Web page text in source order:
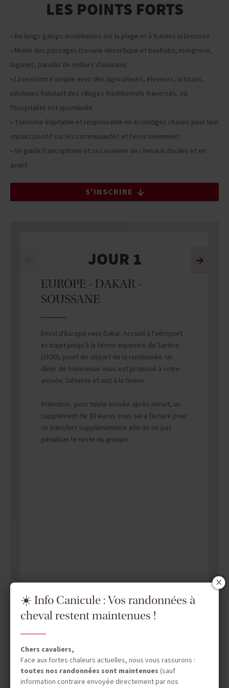
LES POINTS FORTS
• De longs galops inoubliables sur la plage et à travers la brousse
• Mixité des paysages (savane désertique et baobabs, mangrove,
lagunes, paradis de milliers d'oiseaux)
• La rencontre simple avec des agriculteurs, éleveurs, artisans,
pêcheurs habitant des villages traditionnels traversés, où
l'hospitalité est spontanée.
• Tourisme équitable et responsable en écolodges choisis pour leur
impact positif sur les communautés et l'environnement.
• Un guide francophone et sa cavalerie de chevaux dociles et en
avant
S'INSCRIRE
JOUR 1
EUROPE - DAKAR -
SOUSSANE
Envol d'Europe vers Dakar. Accueil à l'aéroport
et trajet jusqu'à la ferme équestre de Sarène
(1h30), point de départ de la randonnée. Un
dîner de bienvenue vous est proposé à votre
arrivée. Détente et nuit à la ferme.
Attention : pour toute arrivée après minuit, un
supplément de 30 euros vous sera facturé pour
un transfert supplémentaire afin de ne pas
pénaliser le reste du groupe.
☀️ Info Canicule : Vos randonnées à
cheval restent maintenues !
Chers cavaliers,
Face aux fortes chaleurs actuelles, nous vous rassurons :
toutes nos randonnées sont maintenues (sauf
information contraire envoyée directement par nos